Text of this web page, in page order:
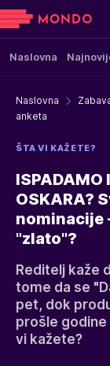
Naslovna
Naslovna
anketa
ŠTA VI KAŽETE?
ISPADAMO
OSKARA?
nominacije
"zlato"?
Reditelj kaže
tome da se
pet, dok
prošle
vi kažete?